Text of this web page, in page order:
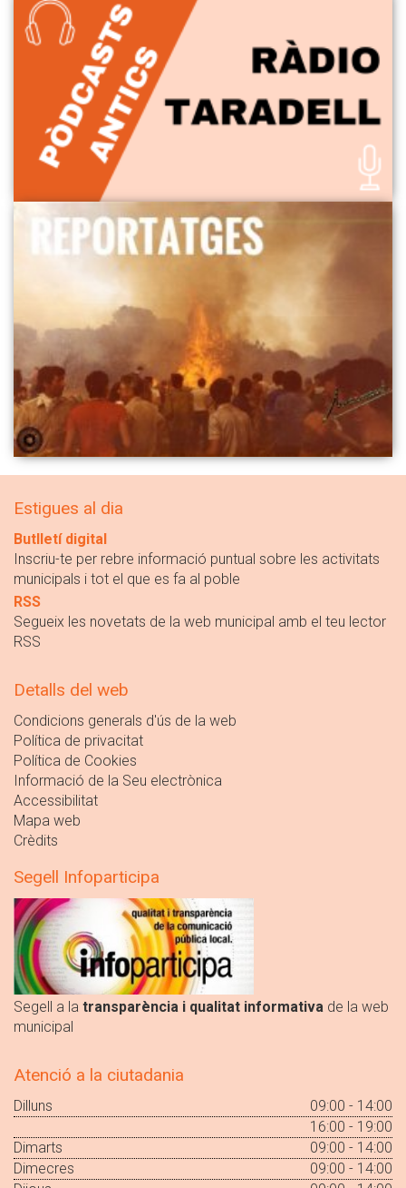
Estigues al dia
Butlletí digital
Inscriu-te per rebre informació puntual sobre les activitats
municipals i tot el que es fa al poble
RSS
Segueix les novetats de la web municipal amb el teu lector
RSS
Detalls del web
Condicions generals d'ús de la web
Política de privacitat
Política de Cookies
Informació de la Seu electrònica
Accessibilitat
Mapa web
Crèdits
Segell Infoparticipa
Segell a la transparència i qualitat informativa de la web
municipal
Atenció a la ciutadania
Dilluns
09:00 - 14:00
16:00 - 19:00
Dimarts
09:00 - 14:00
Dimecres
09:00 - 14:00